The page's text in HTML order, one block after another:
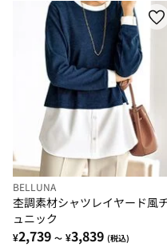
BELLUNA
杢調素材シャツレイヤード風
ュニック
¥2,739 ～ ¥3,839 (税込)